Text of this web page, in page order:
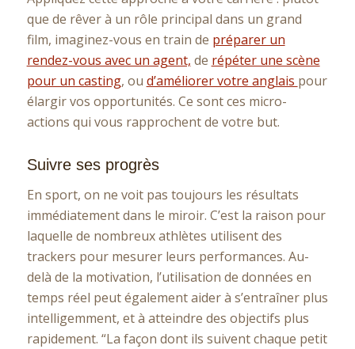
que de rêver à un rôle principal dans un grand
film, imaginez-vous en train de préparer un
rendez-vous avec un agent, de répéter une scène
pour un casting, ou d’améliorer votre anglais pour
élargir vos opportunités. Ce sont ces micro-
actions qui vous rapprochent de votre but.
Suivre ses progrès
En sport, on ne voit pas toujours les résultats
immédiatement dans le miroir. C’est la raison pour
laquelle de nombreux athlètes utilisent des
trackers pour mesurer leurs performances. Au-
delà de la motivation, l’utilisation de données en
temps réel peut également aider à s’entraîner plus
intelligemment, et à atteindre des objectifs plus
rapidement. “La façon dont ils suivent chaque petit